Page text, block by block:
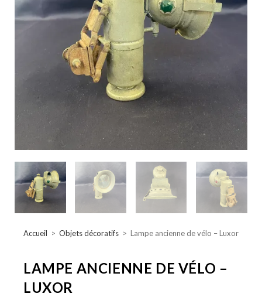
Accueil > Objets décoratifs > Lampe ancienne de vélo – Luxor
LAMPE ANCIENNE DE VÉLO –
LUXOR